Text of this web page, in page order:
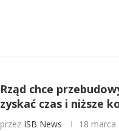
Rząd chce
zyskać czas i niższe
przez ISB News 18 marca